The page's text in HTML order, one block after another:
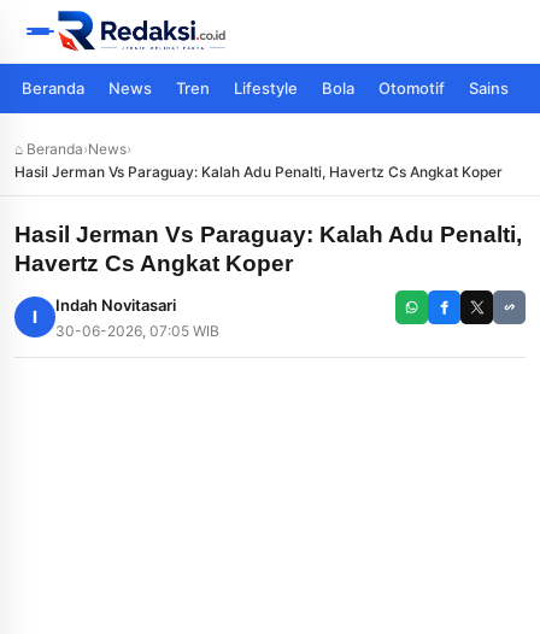
Beranda News Tren Lifestyle Bola Otomotif Sains
⌂ Beranda›News›
Hasil Jerman Vs Paraguay: Kalah Adu Penalti, Havertz Cs Angkat Koper
Hasil Jerman Vs Paraguay: Kalah Adu Penalti,
Havertz Cs Angkat Koper
I
Indah Novitasari
30-06-2026, 07:05 WIB